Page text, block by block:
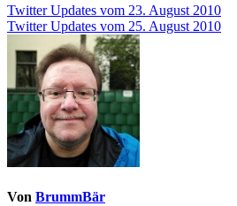
Beitragsnavigation
Twitter Updates vom 23. August 2010
Twitter Updates vom 25. August 2010
Von BrummBär